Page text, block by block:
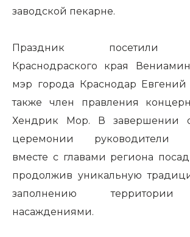
заводской пекарне.
Праздник посетили
Краснодраского края
мэр города Краснодар
также член правления
Хендрик Мор. В завершении
церемонии руководители
вместе с главами региона
продолжив уникальную
заполнению
насаждениями.